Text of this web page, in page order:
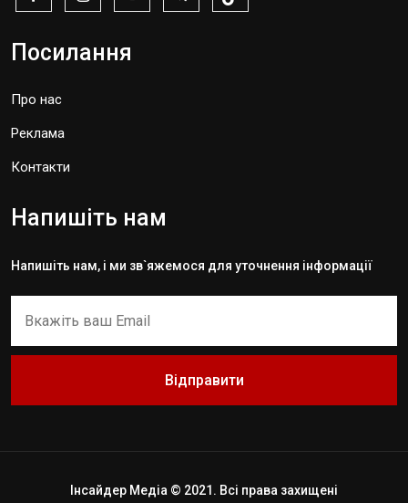
Посилання
Про нас
Реклама
Контакти
Напишіть нам
Напишіть нам, і ми зв`яжемося для уточнення інформації
Відправити
Інсайдер Медіа © 2021. Всі права захищені